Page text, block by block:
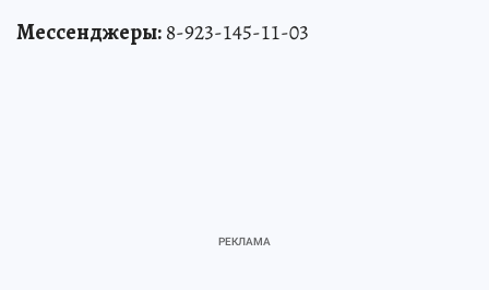
Мессенджеры:8-923-145-11-03